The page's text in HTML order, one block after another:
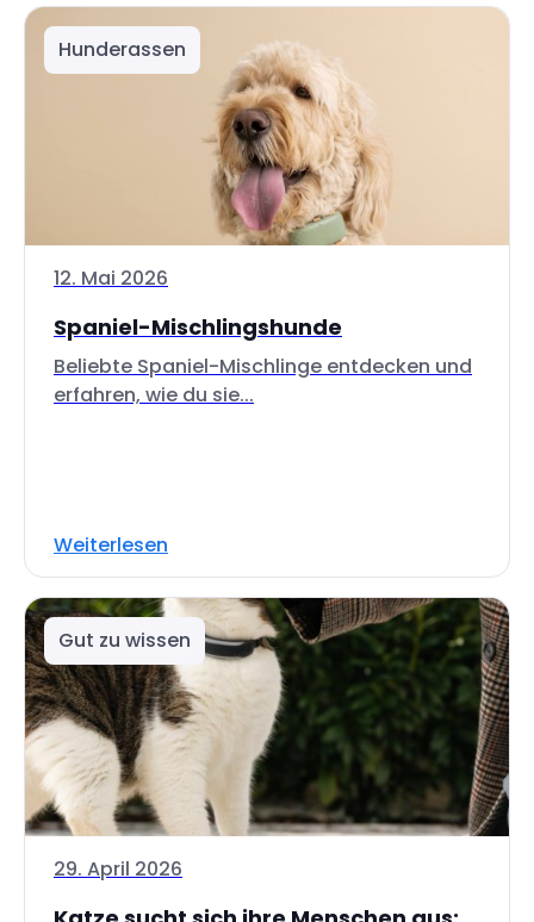
Hunderassen
12. Mai 2026
Spaniel-Mischlingshunde
Beliebte Spaniel-Mischlinge entdecken und
erfahren, wie du sie...
Weiterlesen
Gut zu wissen
29. April 2026